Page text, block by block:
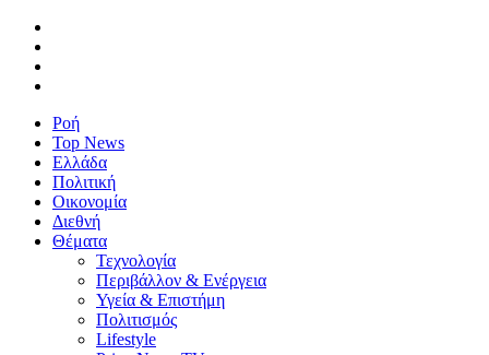
Ροή
Top News
Ελλάδα
Πολιτική
Οικονομία
Διεθνή
Θέματα
Τεχνολογία
Περιβάλλον & Ενέργεια
Υγεία & Επιστήμη
Πολιτισμός
Lifestyle